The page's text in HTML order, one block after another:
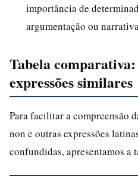
importância de
argumentação ou
Tabela
expressões similares
Para facilitar a compreensão
non e outras expressões
confundidas, apresentamos a